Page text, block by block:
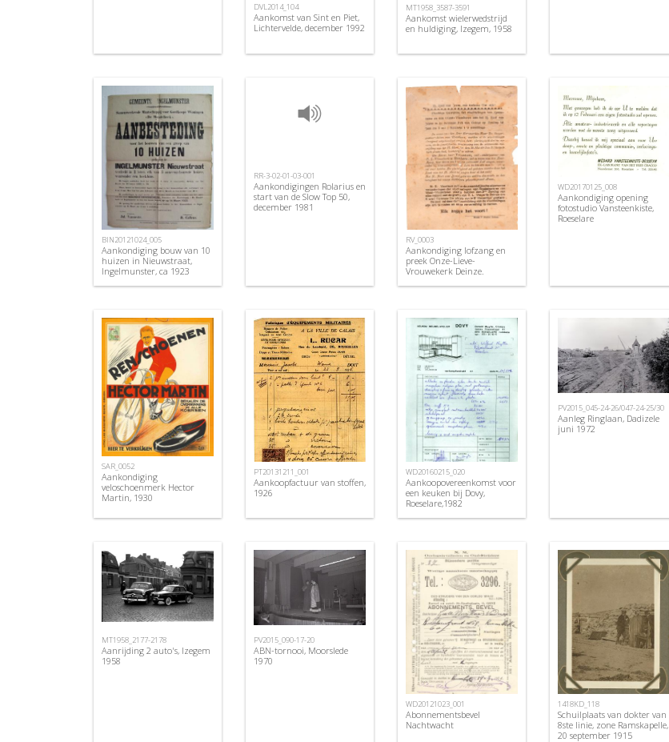
DVL2014_104
Aankomst van Sint en Piet,
Lichtervelde, december 1992
MT1958_3587-3591
Aankomst wielerwedstrijd
en huldiging, Izegem, 1958
BIN20121024_005
Aankondiging bouw van 10
huizen in Nieuwstraat,
Ingelmunster, ca 1923
RR-3-02-01-03-001
Aankondigingen Rolarius en
start van de Slow Top 50,
december 1981
RV_0003
Aankondiging lofzang en
preek Onze-Lieve-
Vrouwekerk Deinze.
WD20170125_008
Aankondiging opening
fotostudio Vansteenkiste,
Roeselare
SAR_0052
Aankondiging
veloschoenmerk Hector
Martin, 1930
PT20131211_001
Aankoopfactuur van stoffen,
1926
WD20160215_020
Aankoopovereenkomst voor
een keuken bij Dovy,
Roeselare,1982
PV2015_045-24-26/047-24-25/30
Aanleg Ringlaan, Dadizele
juni 1972
MT1958_2177-2178
Aanrijding 2 auto's, Izegem
1958
PV2015_090-17-20
ABN-tornooi, Moorslede
1970
WD20121023_001
Abonnementsbevel
Nachtwacht
1418KD_118
Schuilplaats van dokter van
8ste linie, zone Ramskapelle,
20 september 1915